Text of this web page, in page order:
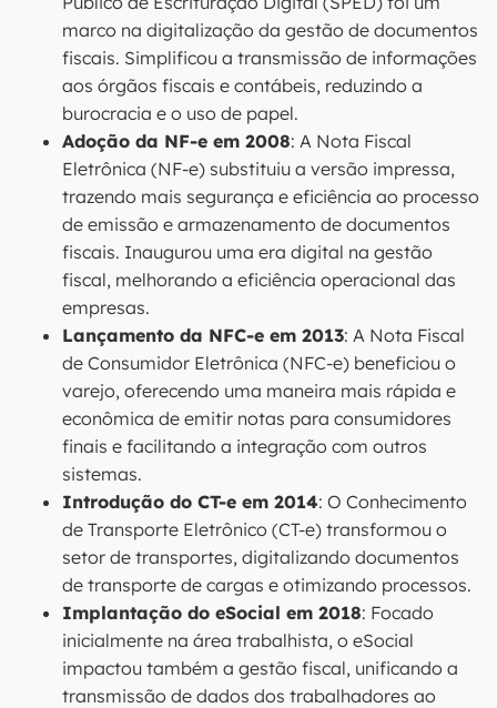
marco na digitalização da gestão de documentos
fiscais. Simplificou a transmissão de informações
aos órgãos fiscais e contábeis, reduzindo a
burocracia e o uso de papel.
Adoção da NF-e em 2008: A Nota Fiscal
Eletrônica (NF-e) substituiu a versão impressa,
trazendo mais segurança e eficiência ao processo
de emissão e armazenamento de documentos
fiscais. Inaugurou uma era digital na gestão
fiscal, melhorando a eficiência operacional das
empresas.
Lançamento da NFC-e em 2013: A Nota Fiscal
de Consumidor Eletrônica (NFC-e) beneficiou o
varejo, oferecendo uma maneira mais rápida e
econômica de emitir notas para consumidores
finais e facilitando a integração com outros
sistemas.
Introdução do CT-e em 2014: O Conhecimento
de Transporte Eletrônico (CT-e) transformou o
setor de transportes, digitalizando documentos
de transporte de cargas e otimizando processos.
Implantação do eSocial em 2018: Focado
inicialmente na área trabalhista, o eSocial
impactou também a gestão fiscal, unificando a
transmissão de dados dos trabalhadores ao